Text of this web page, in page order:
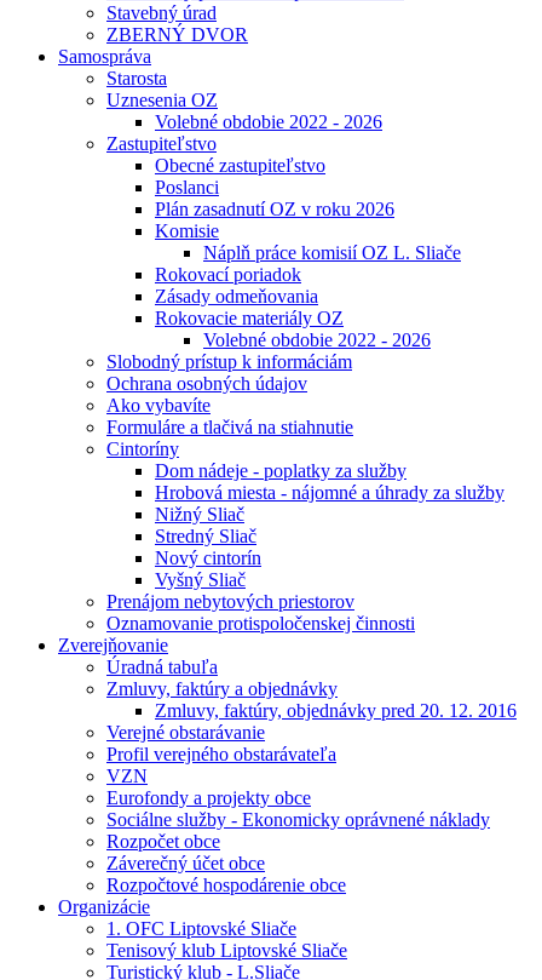
Stavebný úrad
ZBERNÝ DVOR
Samospráva
Starosta
Uznesenia OZ
Volebné obdobie 2022 - 2026
Zastupiteľstvo
Obecné zastupiteľstvo
Poslanci
Plán zasadnutí OZ v roku 2026
Komisie
Náplň práce komisií OZ L. Sliače
Rokovací poriadok
Zásady odmeňovania
Rokovacie materiály OZ
Volebné obdobie 2022 - 2026
Slobodný prístup k informáciám
Ochrana osobných údajov
Ako vybavíte
Formuláre a tlačivá na stiahnutie
Cintoríny
Dom nádeje - poplatky za služby
Hrobová miesta - nájomné a úhrady za služby
Nižný Sliač
Stredný Sliač
Nový cintorín
Vyšný Sliač
Prenájom nebytových priestorov
Oznamovanie protispoločenskej činnosti
Zverejňovanie
Úradná tabuľa
Zmluvy, faktúry a objednávky
Zmluvy, faktúry, objednávky pred 20. 12. 2016
Verejné obstarávanie
Profil verejného obstarávateľa
VZN
Eurofondy a projekty obce
Sociálne služby - Ekonomicky oprávnené náklady
Rozpočet obce
Záverečný účet obce
Rozpočtové hospodárenie obce
Organizácie
1. OFC Liptovské Sliače
Tenisový klub Liptovské Sliače
Turistický klub - L.Sliače